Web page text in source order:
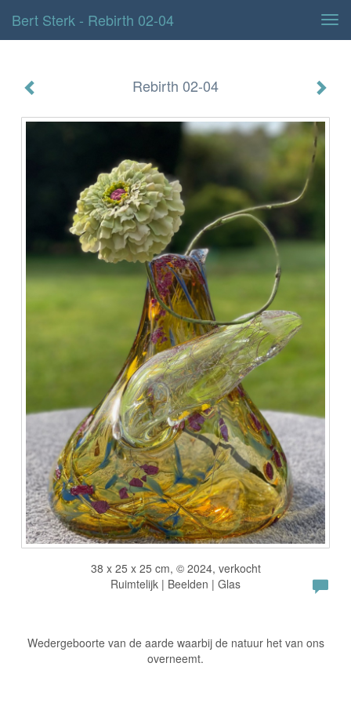
Bert Sterk - Rebirth 02-04
Rebirth 02-04
38 x 25 x 25 cm, © 2024, verkocht
Ruimtelijk | Beelden | Glas
Wedergeboorte van de aarde waarbij de natuur het van ons
overneemt.